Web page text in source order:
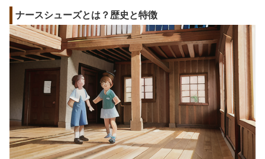
ナースシューズとは？歴史と特徴